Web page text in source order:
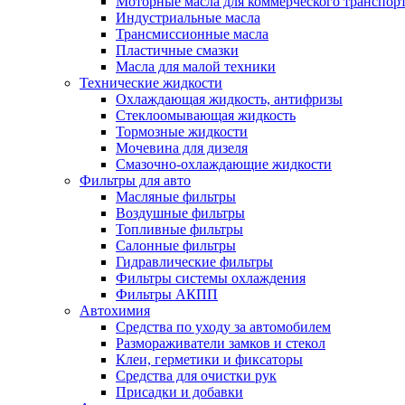
Индустриальные масла
Трансмиссионные масла
Пластичные смазки
Масла для малой техники
Технические жидкости
Охлаждающая жидкость, антифризы
Стеклоомывающая жидкость
Тормозные жидкости
Мочевина для дизеля
Смазочно-охлаждающие жидкости
Фильтры для авто
Масляные фильтры
Воздушные фильтры
Топливные фильтры
Салонные фильтры
Гидравлические фильтры
Фильтры системы охлаждения
Фильтры АКПП
Автохимия
Средства по уходу за автомобилем
Размораживатели замков и стекол
Клеи, герметики и фиксаторы
Средства для очистки рук
Присадки и добавки